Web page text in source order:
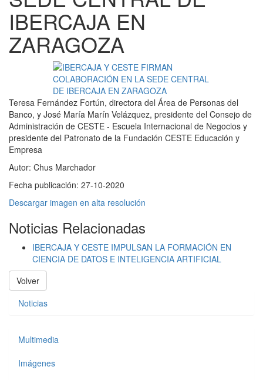
IBERCAJA EN
ZARAGOZA
Teresa Fernández Fortún, directora del Área de Personas del
Banco, y José María Marín Velázquez, presidente del Consejo de
Administración de CESTE ‐ Escuela Internacional de Negocios y
presidente del Patronato de la Fundación CESTE Educación y
Empresa
Autor: Chus Marchador
Fecha publicación: 27-10-2020
Descargar imagen en alta resolución
Noticias Relacionadas
IBERCAJA Y CESTE IMPULSAN LA FORMACIÓN EN
CIENCIA DE DATOS E INTELIGENCIA ARTIFICIAL
Volver
Noticias
Multimedia
Imágenes